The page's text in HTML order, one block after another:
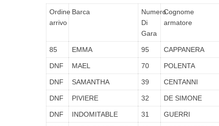
Ordine
arrivo
Barca
Numero
Di
Gara
Cognome
armatore
85 EMMA 95 CAPPANERA
DNF MAEL 70 POLENTA
DNF SAMANTHA 39 CENTANNI
DNF PIVIERE 32 DE SIMONE
DNF INDOMITABLE 31 GUERRI